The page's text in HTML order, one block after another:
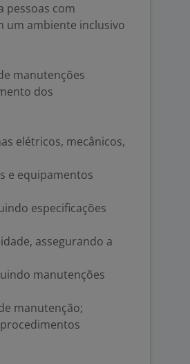
pessoas com
um ambiente inclusivo
manutenções
dos
elétricos, mecânicos,
e equipamentos
especificações
assegurando a
manutenções
manutenção;